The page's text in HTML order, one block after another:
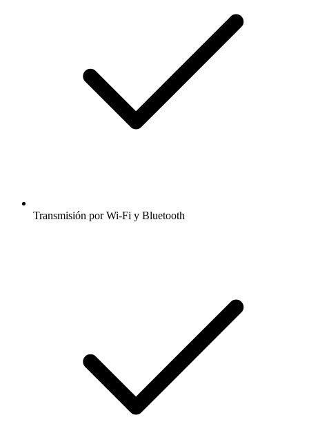
Transmisión por Wi-Fi y Bluetooth